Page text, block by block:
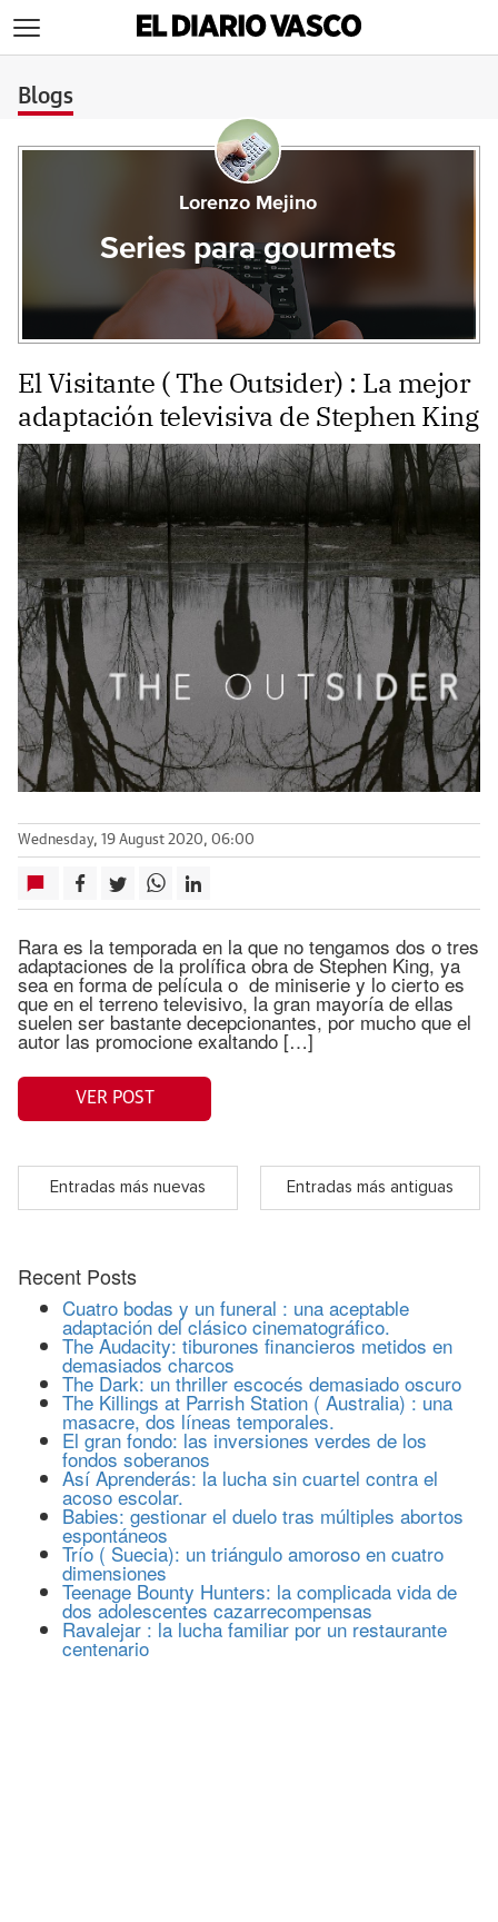
Blogs
Lorenzo Mejino
Series para gourmets
El Visitante ( The Outsider) : La mejor
adaptación televisiva de Stephen King
Wednesday, 19 August 2020, 06:00
Rara es la temporada en la que no tengamos dos o tres
adaptaciones de la prolífica obra de Stephen King, ya
sea en forma de película o de miniserie y lo cierto es
que en el terreno televisivo, la gran mayoría de ellas
suelen ser bastante decepcionantes, por mucho que el
autor las promocione exaltando […]
VER POST
Entradas más nuevas Entradas más antiguas
Recent Posts
Cuatro bodas y un funeral : una aceptable
adaptación del clásico cinematográfico.
The Audacity: tiburones financieros metidos en
demasiados charcos
The Dark: un thriller escocés demasiado oscuro
The Killings at Parrish Station ( Australia) : una
masacre, dos líneas temporales.
El gran fondo: las inversiones verdes de los
fondos soberanos
Así Aprenderás: la lucha sin cuartel contra el
acoso escolar.
Babies: gestionar el duelo tras múltiples abortos
espontáneos
Trío ( Suecia): un triángulo amoroso en cuatro
dimensiones
Teenage Bounty Hunters: la complicada vida de
dos adolescentes cazarrecompensas
Ravalejar : la lucha familiar por un restaurante
centenario